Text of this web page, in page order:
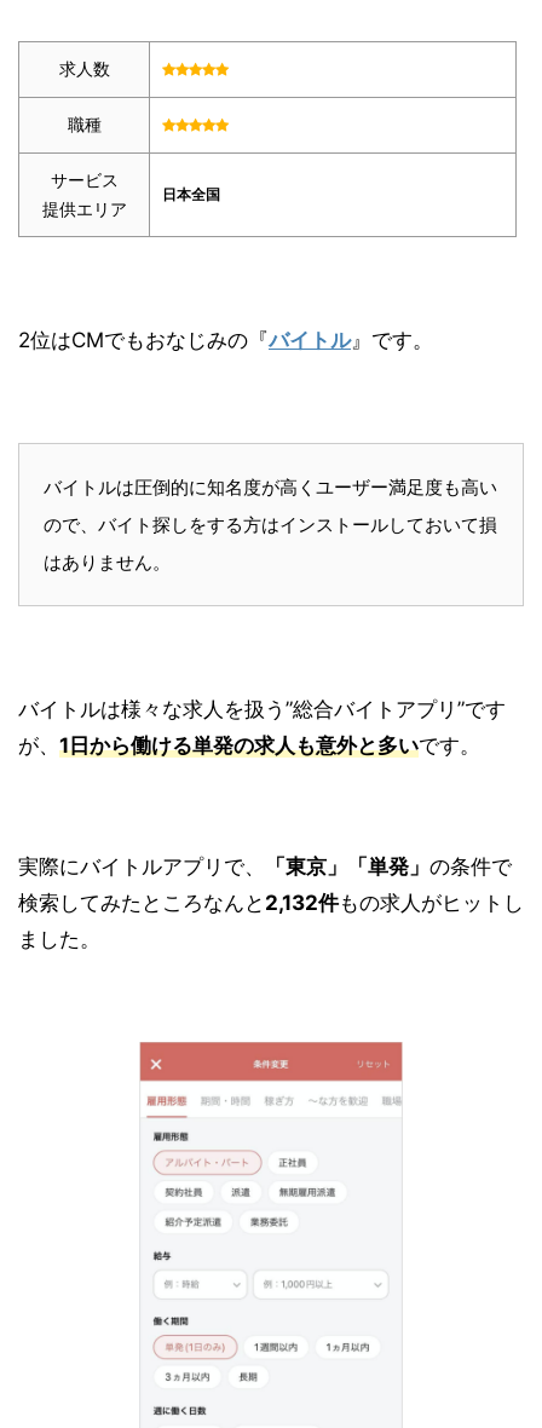
求人数
職種
サービス
提供エリア
日本全国
2位はCMでもおなじみの『バイトル』です。
バイトルは圧倒的に知名度が高くユーザー満足度も高い
ので、バイト探しをする方はインストールしておいて損
はありません。
バイトルは様々な求人を扱う”総合バイトアプリ”です
が、 1日から働ける単発の求人も意外と多いです。
実際にバイトルアプリで、 「東京」「単発 」 の条件で
検索してみたところなんと 2,132件もの求人がヒットし
ました。